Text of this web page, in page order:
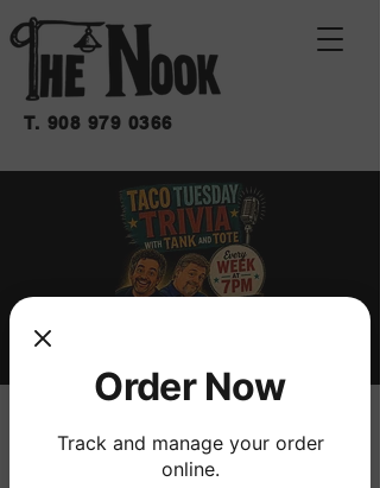
T. 908 979 0366
TRIVIA
mar 07 de jul
  |
THE NOOK
Order Now
Track and manage your order
online.